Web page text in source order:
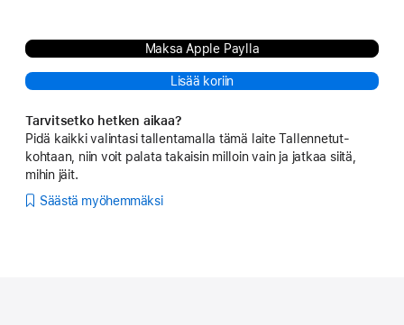
Maksa Apple Paylla
Lisää koriin
Tarvitsetko hetken aikaa?
Pidä kaikki valintasi tallentamalla tämä laite Tallennetut-
kohtaan, niin voit palata takaisin milloin vain ja jatkaa siitä,
mihin jäit.
Säästä myöhemmäksi